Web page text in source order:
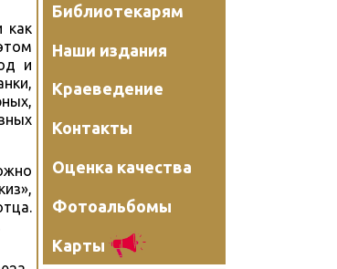
как
и
Библиотекарям
Наши издания
Краеведение
Контакты
Оценка качества
Фотоальбомы
Карты